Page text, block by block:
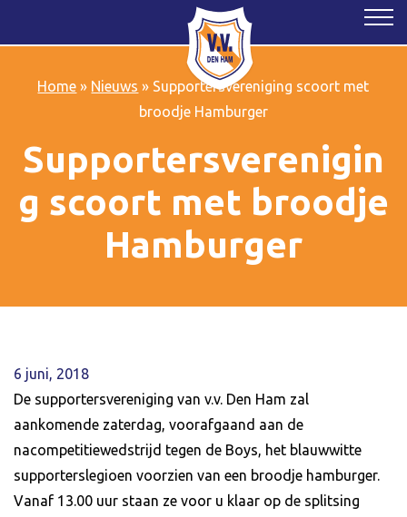
Home » Nieuws » Supportersvereniging scoort met
broodje Hamburger
Supportersverenigin
g scoort met broodje
Hamburger
6 juni, 2018
De supportersvereniging van v.v. Den Ham zal
aankomende zaterdag, voorafgaand aan de
nacompetitiewedstrijd tegen de Boys, het blauwwitte
supporterslegioen voorzien van een broodje hamburger.
Vanaf 13.00 uur staan ze voor u klaar op de splitsing